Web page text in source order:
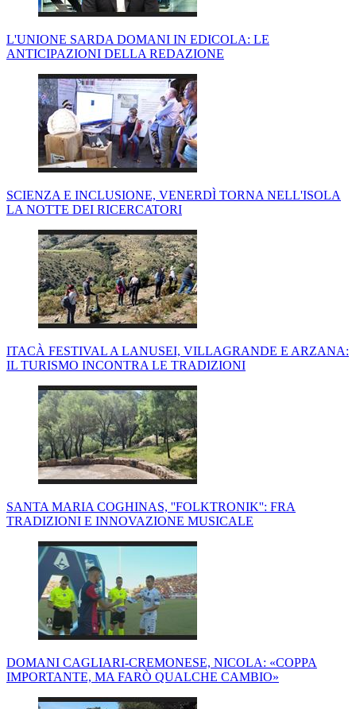
L'UNIONE SARDA DOMANI IN EDICOLA: LE
ANTICIPAZIONI DELLA REDAZIONE
SCIENZA E INCLUSIONE, VENERDÌ TORNA NELL'ISOLA
LA NOTTE DEI RICERCATORI
ITACÀ FESTIVAL A LANUSEI, VILLAGRANDE E ARZANA:
IL TURISMO INCONTRA LE TRADIZIONI
SANTA MARIA COGHINAS, ''FOLKTRONIK'': FRA
TRADIZIONI E INNOVAZIONE MUSICALE
DOMANI CAGLIARI-CREMONESE, NICOLA: «COPPA
IMPORTANTE, MA FARÒ QUALCHE CAMBIO»